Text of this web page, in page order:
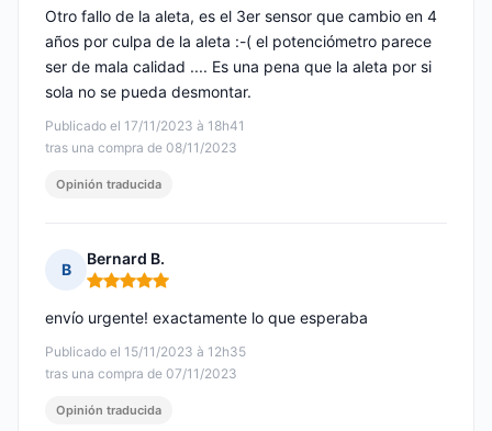
Publicado el 17/11/2023 à 18h41
tras una compra de 08/11/2023
Otro fallo de la aleta, es el 3er sensor que cambio en 4
años por culpa de la aleta :-( el potenciómetro parece
ser de mala calidad .... Es una pena que la aleta por si
sola no se pueda desmontar.
Opinión traducida
B
Bernard B.
Nota: 5 de 5
Publicado el 15/11/2023 à 12h35
tras una compra de 07/11/2023
envío urgente! exactamente lo que esperaba
Opinión traducida